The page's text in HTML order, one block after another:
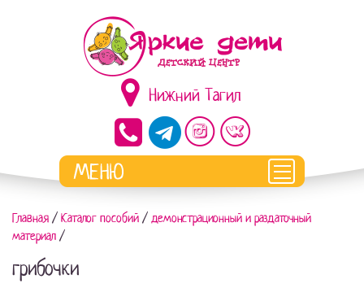
Нижний Тагил
Главная / Каталог пособий / демонстрационный и раздаточный
материал /
грибочки